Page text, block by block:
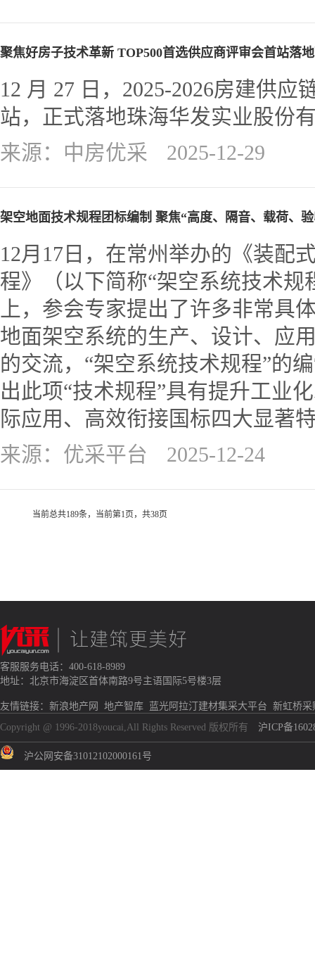
聚焦好房子技术革新 TOP500首选供应商评审会首站落
12 月 27 日，2025-2026房建供
站，正式落地珠海华发实业股份
来源：中房优采
2025-12-29
架空地面技术规程团标编制 聚焦“高度、隔音、载荷、
12月17日，在常州举办的《装配
程》（以下简称“架空系统技术
上，参会专家提出了许多非常具
地面架空系统的生产、设计、应
的交流，“架空系统技术规程”的
出此项“技术规程”具有提升工业
际应用、高效衔接国标四大显著
来源：优采平台
2025-12-24
当前总共189条，当前第1 页，共38页
客服服务电话：400-618-8989
地址：北京市海淀区首体南路9号主语国际5号楼3层
友情链接： 新浪地产网 地产智库 蓝光阿拉汀建材集采大平台 新虹桥
Copyright @ 1996-2018youcai,All Rights Reserved 版权所有
沪ICP备
沪公网安备31012102000161号